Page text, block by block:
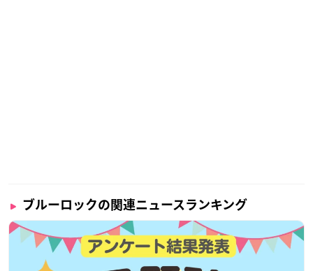
ブルーロックの関連ニュースランキング